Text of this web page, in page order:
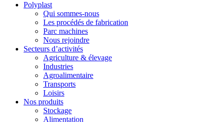
Polyplast
Qui sommes-nous
Les procédés de fabrication
Parc machines
Nous rejoindre
Secteurs d’activités
Agriculture & élevage
Industries
Agroalimentaire
Transports
Loisirs
Nos produits
Stockage
Alimentation